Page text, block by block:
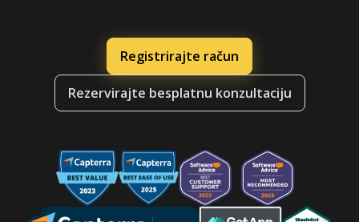
Registrirajte račun
Rezervirajte besplatnu konzultaciju